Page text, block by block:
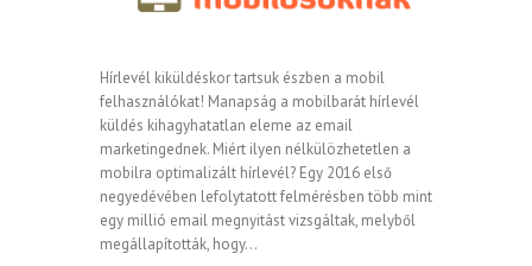
Hírlevél kiküldéskor tartsuk észben a mobil
felhasználókat! Manapság a mobilbarát hírlevél
küldés kihagyhatatlan eleme az email
marketingednek. Miért ilyen nélkülözhetetlen a
mobilra optimalizált hírlevél? Egy 2016 első
negyedévében lefolytatott felmérésben több mint
egy millió email megnyitást vizsgáltak, melyből
megállapították, hogy…